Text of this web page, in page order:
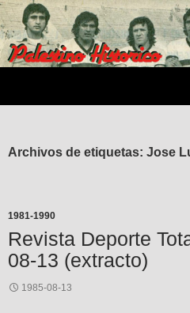
Saltar
al
contenido
Archivos de etiquetas: Jose
1981-1990
Revista Deporte
08-13 (extracto)
1985-08-13